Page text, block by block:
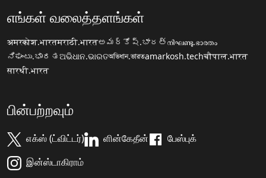
எங்கள் வலைத்தளங்கள்
अमरकोश.भारतमराठी.भारतఅమర్కోష్.భారత్നിഘണ്ടു.ഭാരതം
ನಿಘಂಟು.ಭಾರತଅଭିଧାନ.ଭାରତঅভিধান.ভারতamarkosh.techचौपाल.भारत
सारथी.भारत
பின்பற்றவும்
எக்ஸ் (ட்விட்டர்) ளின்கேதீன்
பேஸ்புக்
இன்ஸ்டாகிராம்